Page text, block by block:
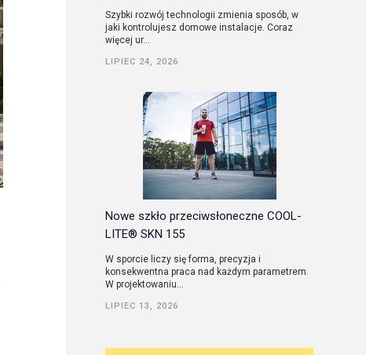
Szybki rozwój technologii zmienia sposób, w
jaki kontrolujesz domowe instalacje. Coraz
więcej ur...
LIPIEC 24, 2026
Nowe szkło przeciwsłoneczne COOL-
LITE® SKN 155
W sporcie liczy się forma, precyzja i
konsekwentna praca nad każdym parametrem.
W projektowaniu...
LIPIEC 13, 2026